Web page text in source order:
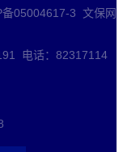
05004617-3 文保网
电话：82317114